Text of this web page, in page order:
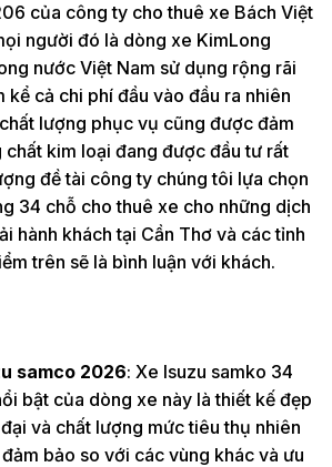
của công ty cho thuê xe Bách Việt
người đó là dòng xe KimLong
nước Việt Nam sử dụng rộng rãi
kể cả chi phí đầu vào đầu ra nhiên
lượng phục vụ cũng được đảm
chất kim loại đang được đầu tư rất
đề tài công ty chúng tôi lựa chọn
34 chỗ cho thuê xe cho những dịch
hành khách tại Cần Thơ và các tỉnh
trên sẽ là bình luận với khách.
samco 2026: Xe Isuzu samko 34
bật của dòng xe này là thiết kế đẹp
và chất lượng mức tiêu thụ nhiên
bảo so với các vùng khác và ưu